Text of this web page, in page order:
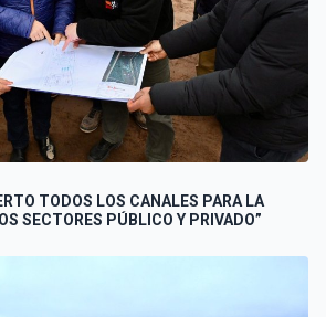
TODOS LOS CANALES PARA LA
SECTORES PÚBLICO Y PRIVADO”